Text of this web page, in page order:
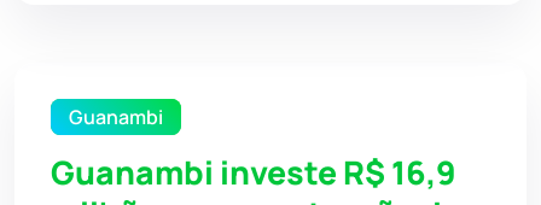
Guanambi
Guanambi investe R$ 16,9